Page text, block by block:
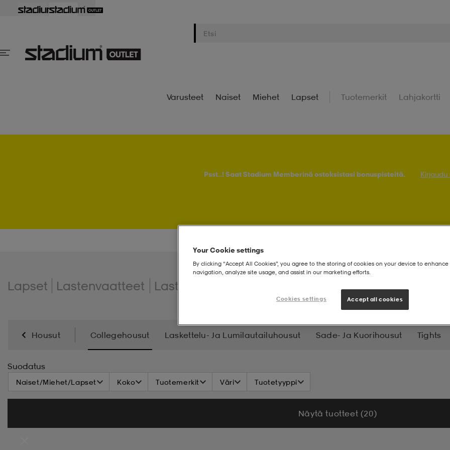
Varusteet Naiset Miehet Lapset Tuotemerkit Lahjakortti
Psst..! Saat Stadium Memberinä ostoksistasi bonuspisteitä. Kirjaudu
Lapset Lastenvaatteet Lasten housut
Housut Collegehousut Laskettelu- Ja Lumilautailuhousut Sade- Ja Kuorihousut Tights
Suodatus
Naiset/Miehet/Lapset Koko Tuotemerkit Väri Tuotetyyppi
Näytä tuotteet (20)
Your Cookie settings
By clicking “Accept All Cookies”, you agree to the storing of cookies on your device to enhance
navigation, analyze site usage, and assist in our marketing efforts.
Cookies settings Accept all cookies